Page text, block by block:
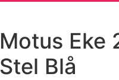
Motus Eke
Stel Blå